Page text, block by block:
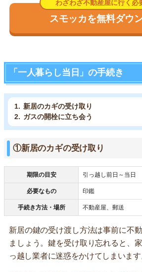
スモッカを無料ダウ
「一人暮らし当日」の手続き
新居のカギの受け取り
ガスの開栓に立ち会う
①新居のカギの受け取り
期限の目安 引っ越し前日～当日
必要なもの 印鑑
手続き方法・場所 不動産屋、郵送
新居の鍵の受け渡し方法は事前に不
ましょう。鍵を受け取り忘れると、
っ越し業者に迷惑をかけてしまいます